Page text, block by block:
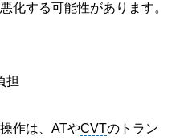
化する可能性があります。
担
作は、ATやCVTのトラン